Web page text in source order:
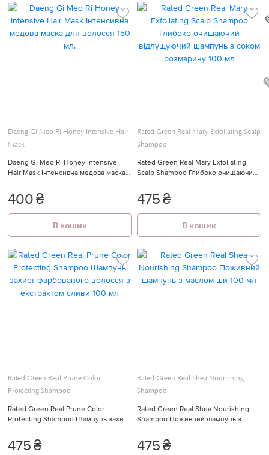
Daeng Gi Meo Ri Honey Intensive Hair
Mask
Daeng Gi Meo Ri Honey Intensive
Hair Mask Інтенсивна медова маска
400₴
В кошик
Rated Green Real Mary Exfoliating Scalp
Shampoo
Rated Green Real Mary Exfoliating
Scalp Shampoo Глибоко очищаючий
розмарину 100 мл
475₴
В кошик
Rated Green Real Prune Color
Protecting Shampoo
Rated Green Real Prune Color
Protecting Shampoo Шампунь захист
сливи 100 мл
475₴
Rated Green Real Shea Nourishing
Shampoo
Rated Green Real Shea Nourishing
Shampoo Поживний шампунь з
475₴